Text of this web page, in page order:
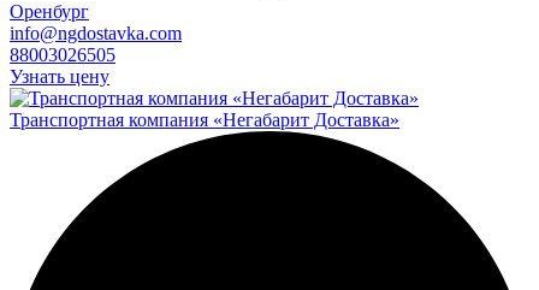
Оренбург
info@ngdostavka.com
88003026505
Узнать цену
Транспортная компания «Негабарит Доставка»